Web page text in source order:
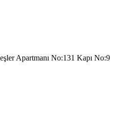
Apartmanı No:131 Kapı No:9